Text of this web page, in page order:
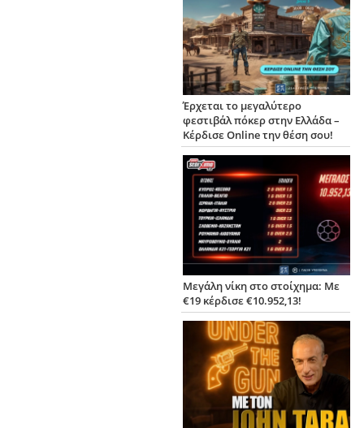
Έρχεται το μεγαλύτερο
φεστιβάλ πόκερ στην Ελλάδα –
Κέρδισε Online την θέση σου!
Μεγάλη νίκη στο στοίχημα: Με
€19 κέρδισε €10.952,13!